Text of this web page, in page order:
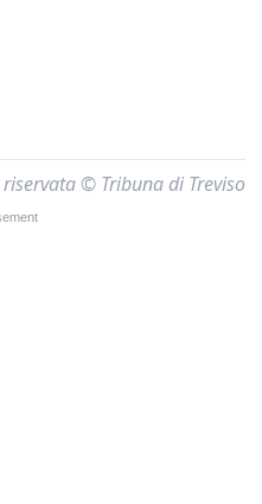
© Tribuna di Treviso